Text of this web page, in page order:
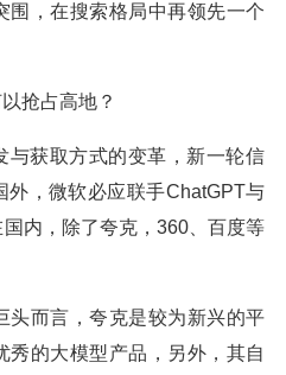
围，在搜索格局中再领先一个
抢占高地？
与获取方式的变革，新一轮信
外，微软必应联手ChatGPT与
内，除了夸克，360、百度等
头而言，夸克是较为新兴的平
秀的大模型产品，另外，其自